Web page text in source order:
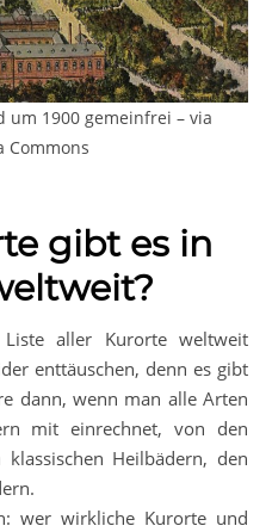
um 1900 gemeinfrei – via
Commons
gibt es in
aller Kurorte weltweit
enttäuschen, denn es gibt
dann, wenn man alle Arten
mit einrechnet, von den
Heilbädern, den
wer wirkliche Kurorte und